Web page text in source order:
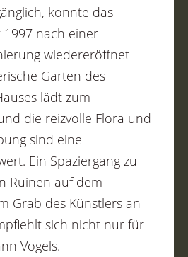
konnte das
1997 nach einer
wiedereröffnet
Garten des
lädt zum
die reizvolle Flora und
sind eine
Ein Spaziergang zu
Ruinen auf dem
Grab des Künstlers an
sich nicht nur für
Vogels.